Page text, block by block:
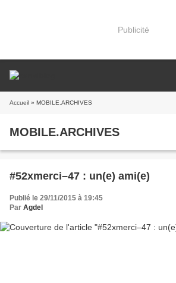
Publicité
Accueil » MOBILE.ARCHIVES
MOBILE.ARCHIVES
#52xmerci–47 : un(e) ami(e)
Publié le 29/11/2015 à 19:45
Par Agdel